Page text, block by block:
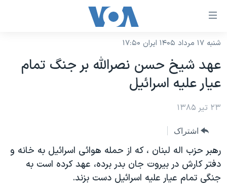
لینکهای
دسترسی
جهش
محتوای
اصلی
اصلی
جهش
نسخه سبک وب‌سایت
موضوع ها
ایران
آمریکا
ورزشی
گزیده‌ها
برنامه های تلویزیونی
جدول برنامه ها
صفحه‌های ویژه
جام جهانی ۲۰۲۶
عملیات خشم حماسی
فرکانس‌های صدای آمریکا
پخش رادیویی
شنبه ۱۷ مرداد ۱۴۰۵ ایران ۱۷:۵۰
عهد شيخ حسن نصرالله بر جنگ تمام
عيار عليه اسرائيل
۲۳ تیر ۱۳۸۵
اشتراک
رهبر حزب اله لبنان ، که از حمله هوائی اسرائيل به خانه و
دفتر کارش در بيروت جان بدر برده، عهد کرده است به
جنگی تمام عيار عليه اسرائيل دست بزند.